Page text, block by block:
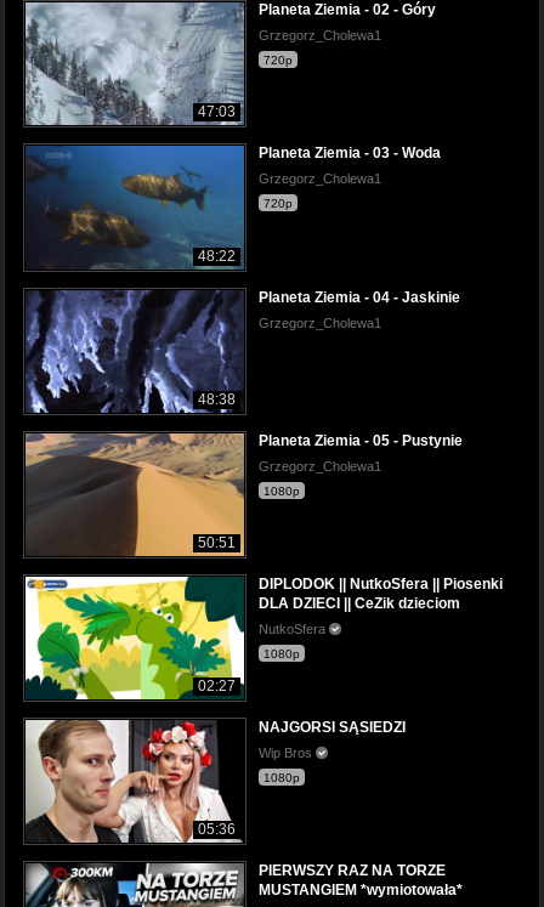
47:03
Planeta Ziemia - 02 - Góry
Grzegorz_Cholewa1
720p
48:22
Planeta Ziemia - 03 - Woda
Grzegorz_Cholewa1
720p
48:38
Planeta Ziemia - 04 - Jaskinie
Grzegorz_Cholewa1
50:51
Planeta Ziemia - 05 - Pustynie
Grzegorz_Cholewa1
1080p
02:27
DIPLODOK || NutkoSfera || Piosenki
DLA DZIECI || CeZik dzieciom
NutkoSfera
1080p
05:36
NAJGORSI SĄSIEDZI
Wip Bros
1080p
PIERWSZY RAZ NA TORZE
MUSTANGIEM *wymiotowała*